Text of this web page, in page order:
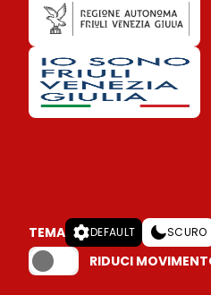
TEMA DEFAULT SCURO
RIDUCI